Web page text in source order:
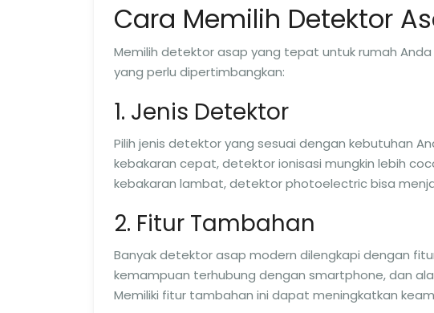
Cara Memilih Detektor
Memilih detektor asap yang tepat untuk rumah
yang perlu dipertimbangkan:
1. Jenis Detektor
Pilih jenis detektor yang sesuai dengan kebutuhan
kebakaran cepat, detektor ionisasi mungkin lebih
kebakaran lambat, detektor photoelectric bisa
2. Fitur Tambahan
Banyak detektor asap modern dilengkapi dengan
kemampuan terhubung dengan smartphone, dan
Memiliki fitur tambahan ini dapat meningkatkan